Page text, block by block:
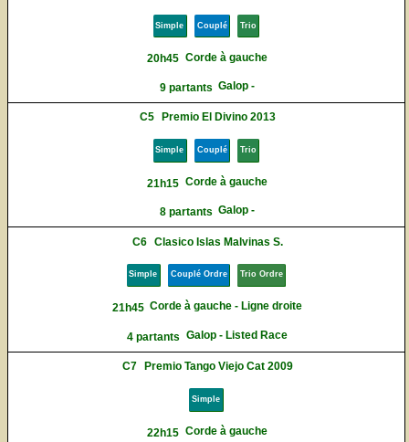
Simple Couplé Trio
20h45 Corde à gauche
9 partants Galop -
C5 Premio El Divino 2013
Simple Couplé Trio
21h15 Corde à gauche
8 partants Galop -
C6 Clasico Islas Malvinas S.
Simple Couplé Ordre Trio Ordre
21h45 Corde à gauche - Ligne droite
4 partants Galop - Listed Race
C7 Premio Tango Viejo Cat 2009
Simple
22h15 Corde à gauche